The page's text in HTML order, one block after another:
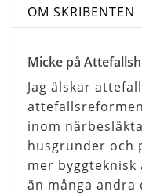
OM SKRIBENTEN
Micke på
Jag älskar
inom
husgrunder och
mer
än många andra